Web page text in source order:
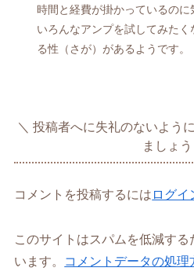
時間と経費が掛かっているの
いろんなアンプを試してみたく
る性（さが）があるようです。
投稿者へに失礼のないよう
ましょう
コメントを投稿するには ログイ
このサイトはスパムを低減す
います。
コメントデータの処